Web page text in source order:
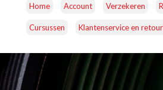
Home Account Verzekeren
Cursussen Klantenservice en
CAMERA’S OBJECTIEVEN